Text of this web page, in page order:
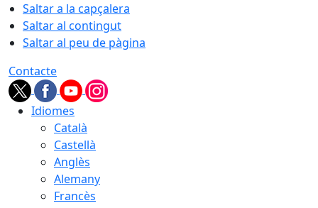
Saltar a la capçalera
Saltar al contingut
Saltar al peu de pàgina
Contacte
Idiomes
Català
Castellà
Anglès
Alemany
Francès